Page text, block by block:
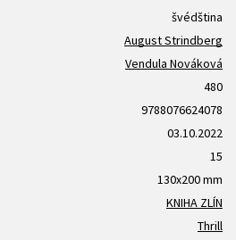
švédština
August Strindberg
Vendula Nováková
480
9788076624078
03.10.2022
15
130x200 mm
KNIHA ZLÍN
Thrill